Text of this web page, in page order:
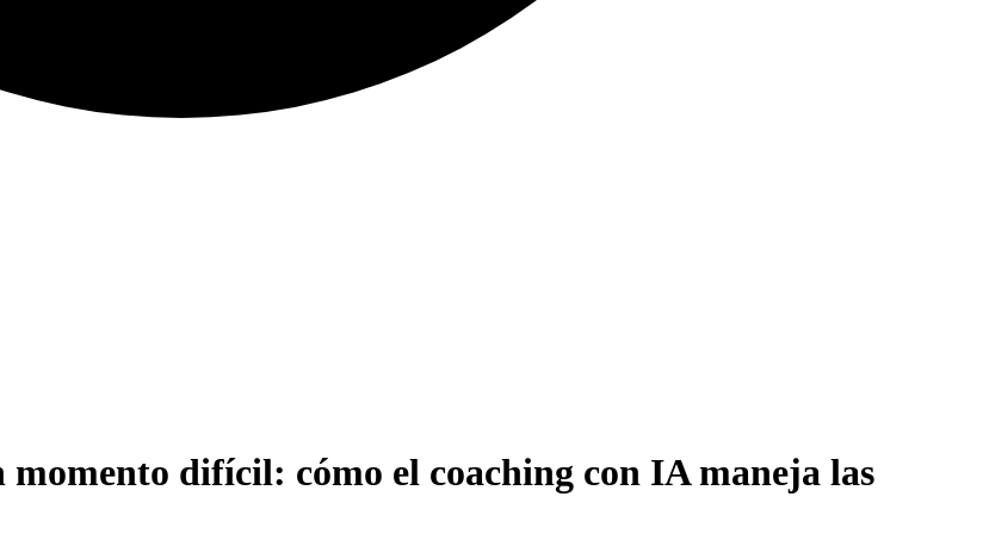
momento difícil: cómo el coaching con IA maneja las